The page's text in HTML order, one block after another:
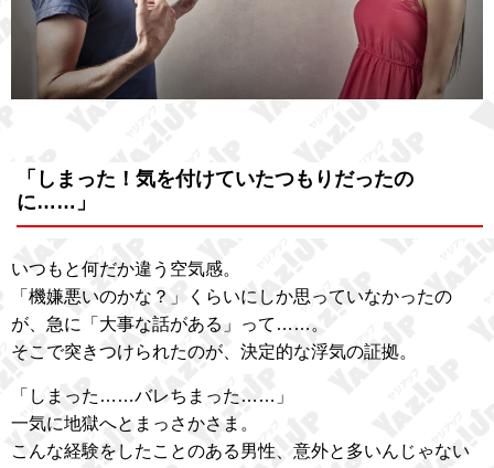
「しまった！気を付けていたつもりだったの
に……」
いつもと何だか違う空気感。
「機嫌悪いのかな？」くらいにしか思っていなかったの
が、急に「大事な話がある」って……。
そこで突きつけられたのが、決定的な浮気の証拠。
「しまった……バレちまった……」
一気に地獄へとまっさかさま。
こんな経験をしたことのある男性、意外と多いんじゃない